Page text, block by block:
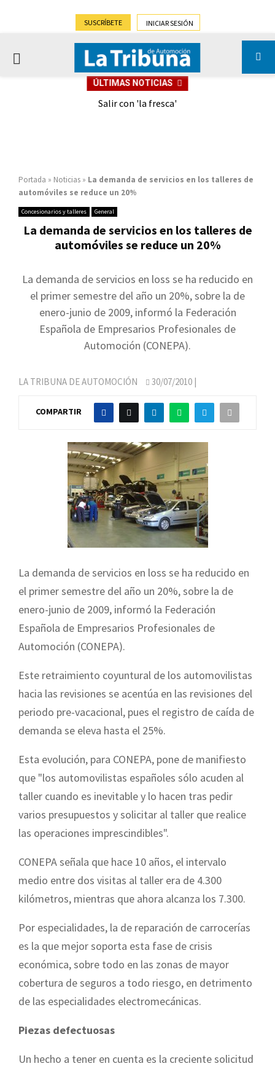
SUSCRÍBETE INICIAR SESIÓN
PRIMARY
ÚLTIMAS NOTICIAS
Salir con 'la fresca'
Portada » Noticias » La demanda de servicios en los talleres de
automóviles se reduce un 20%
Concesionarios y talleres General
La demanda de servicios en los talleres de
automóviles se reduce un 20%
La demanda de servicios en loss se ha reducido en
el primer semestre del año un 20%, sobre la de
enero-junio de 2009, informó la Federación
Española de Empresarios Profesionales de
Automoción (CONEPA).
LA TRIBUNA DE AUTOMOCIÓN 30/07/2010 |
COMPARTIR
La demanda de servicios en loss se ha reducido en
el primer semestre del año un 20%, sobre la de
enero-junio de 2009, informó la Federación
Española de Empresarios Profesionales de
Automoción (CONEPA).
Este retraimiento coyuntural de los automovilistas
hacia las revisiones se acentúa en las revisiones del
periodo pre-vacacional, pues el registro de caída de
demanda se eleva hasta el 25%.
Esta evolución, para CONEPA, pone de manifiesto
que "los automovilistas españoles sólo acuden al
taller cuando es inevitable y lo hacen tras pedir
varios presupuestos y solicitar al taller que realice
las operaciones imprescindibles".
CONEPA señala que hace 10 años, el intervalo
medio entre dos visitas al taller era de 4.300
kilómetros, mientras que ahora alcanza los 7.300.
Por especialidades, la de reparación de carrocerías
es la que mejor soporta esta fase de crisis
económica, sobre todo en las zonas de mayor
cobertura de seguros a todo riesgo, en detrimento
de las especialidades electromecánicas.
Piezas defectuosas
Un hecho a tener en cuenta es la creciente solicitud